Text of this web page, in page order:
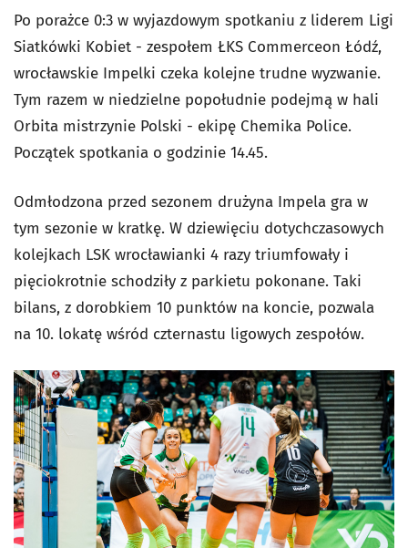
Po porażce 0:3 w wyjazdowym spotkaniu z liderem Ligi
Siatkówki Kobiet - zespołem ŁKS Commerceon Łódź,
wrocławskie Impelki czeka kolejne trudne wyzwanie.
Tym razem w niedzielne popołudnie podejmą w hali
Orbita mistrzynie Polski - ekipę Chemika Police.
Początek spotkania o godzinie 14.45.
Odmłodzona przed sezonem drużyna Impela gra w
tym sezonie w kratkę. W dziewięciu dotychczasowych
kolejkach LSK wrocławianki 4 razy triumfowały i
pięciokrotnie schodziły z parkietu pokonane. Taki
bilans, z dorobkiem 10 punktów na koncie, pozwala
na 10. lokatę wśród czternastu ligowych zespołów.